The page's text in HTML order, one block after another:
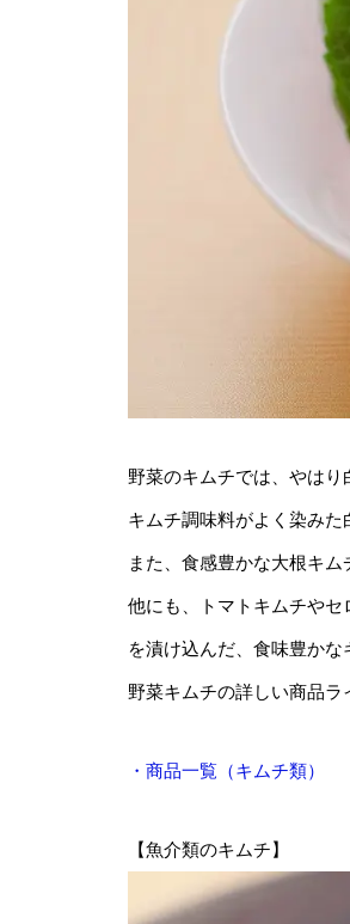
野菜のキムチでは、やはり
キムチ調味料がよく染みた
また、食感豊かな大根キ
他にも、トマトキムチや
を漬け込んだ、食味豊かな
野菜キムチの詳しい商品ラ
・商品一覧（キムチ類）
【魚介類のキムチ】